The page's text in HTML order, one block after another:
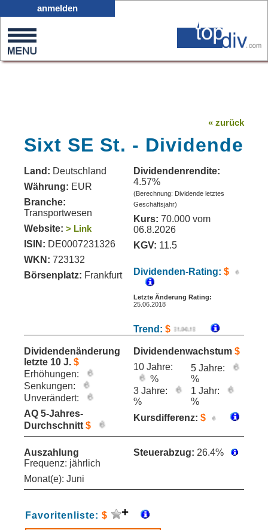
0
on
anmelden
« zurück
Sixt SE St. - Dividende
Land: Deutschland
Währung: EUR
Branche:
Transportwesen
Website: > Link
ISIN: DE0007231326
WKN: 723132
Börsenplatz: Frankfurt
Dividendenrendite:
4.57%
(Berechnung: Dividende letztes
Geschäftsjahr)
Kurs: 70.000 vom
06.8.2026
KGV: 11.5
Dividenden-Rating: $
Letzte Änderung Rating:
25.06.2018
Trend: $
Dividendenänderung
letzte 10 J. $
Erhöhungen:
Senkungen:
Unverändert:
AQ 5-Jahres-
Durchschnitt $
Dividendenwachstum $
10 Jahre:
%
5 Jahre:
%
3 Jahre:
%
1 Jahr:
%
Kursdifferenz: $
Auszahlung
Frequenz: jährlich
Monat(e): Juni
Steuerabzug: 26.4%
Favoritenliste: $